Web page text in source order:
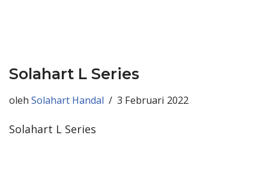
Solahart L Series
oleh Solahart Handal 3 Februari 2022
Solahart L Series